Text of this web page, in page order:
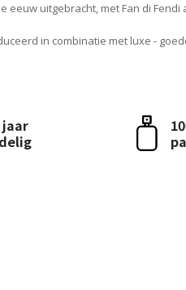
eeuw uitgebracht, met Fan di
in combinatie met luxe -
jaar